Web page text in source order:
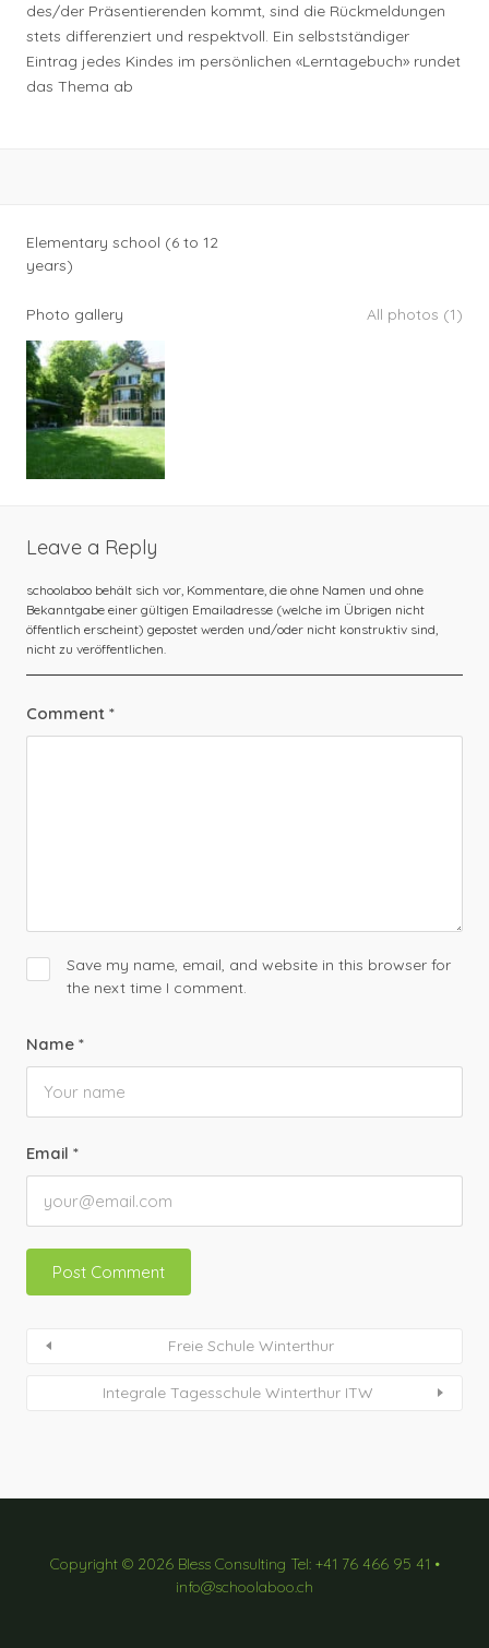
des/der Präsentierenden kommt, sind die Rückmeldungen
stets differenziert und respektvoll. Ein selbstständiger
Eintrag jedes Kindes im persönlichen «Lerntagebuch» rundet
das Thema ab
Elementary school (6 to 12
years)
Photo gallery All photos (1)
Leave a Reply
Comment *
Name *
Email *
Save my name, email, and website in this browser for
the next time I comment.
Freie Schule Winterthur
Integrale Tagesschule Winterthur ITW
Copyright © 2026 Bless Consulting Tel: +41 76 466 95 41 •
info@schoolaboo.ch